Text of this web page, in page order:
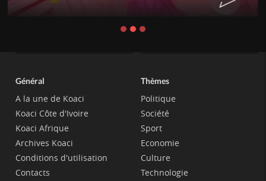
Général
A la une de Koaci
Koaci Côte d'Ivoire
Koaci Afrique
Archives Koaci
Conditions d'utilisation
Contacts
Thèmes
Politique
Société
Sport
Economie
Culture
Technologie